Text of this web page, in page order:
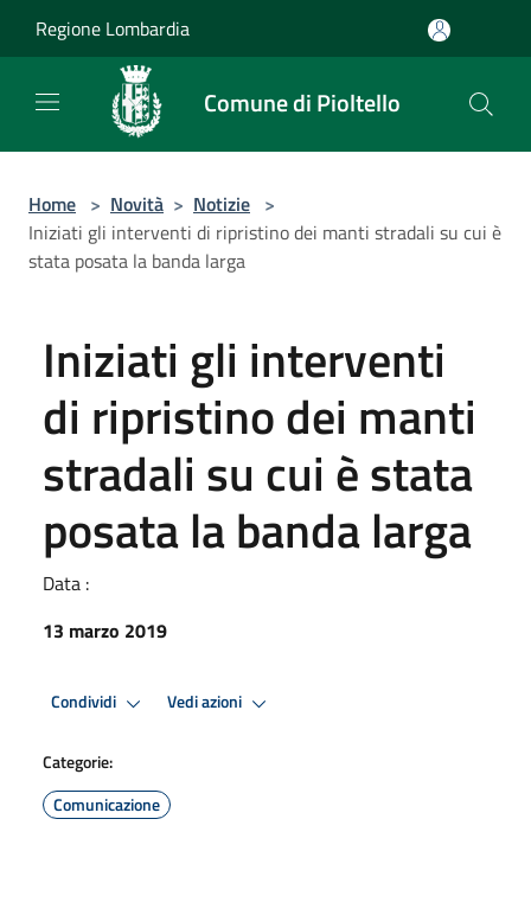
Regione Lombardia
Comune di Pioltello
Home > Novità > Notizie >
Iniziati gli interventi di ripristino dei manti stradali su cui è
stata posata la banda larga
Iniziati gli interventi
di ripristino dei manti
stradali su cui è stata
posata la banda larga
Data :
13 marzo 2019
Condividi Vedi azioni
Categorie:
Comunicazione